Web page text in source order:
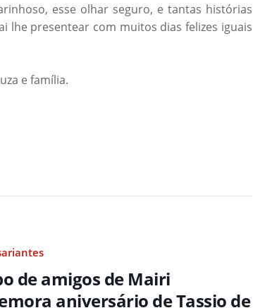
esse olhar seguro, e tantas histórias
lhe presentear com muitos dias felizes iguais
e família.
de amigos de Mairi
aniversário de Tassio de